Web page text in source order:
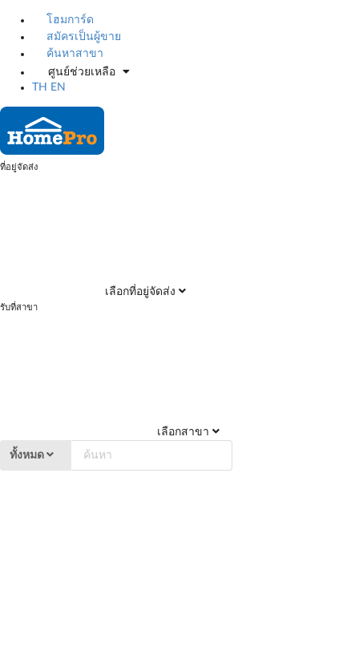
โฮมการ์ด
สมัครเป็นผู้ขาย
ค้นหาสาขา
ศูนย์ช่วยเหลือ
TH
EN
ที่อยู่จัดส่ง
เลือกที่อยู่จัดส่ง
รับที่สาขา
เลือกสาขา
ทั้งหมด